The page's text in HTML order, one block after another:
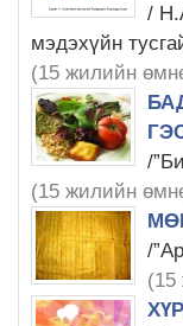
/
мэдэхүйн
(15 жилийн
/
(15 жилийн
/
(15